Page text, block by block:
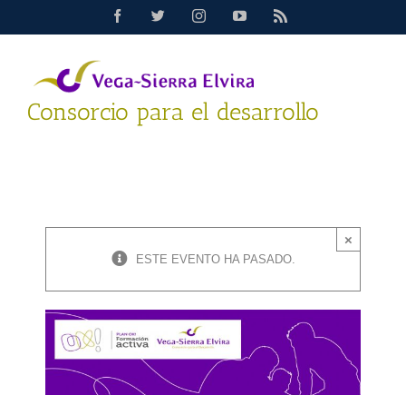
FacebookTwitterInstagramYouTubeRss
Consorcio para el desarrollo
×
ESTE EVENTO HA PASADO.